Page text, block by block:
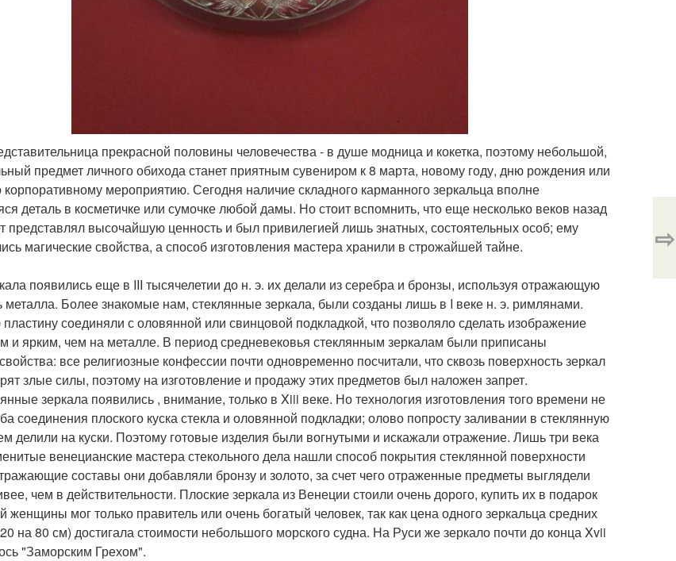
прекрасной половины человечества - в душе модница и кокетка, поэтому небольшой,
предмет личного обихода станет приятным сувениром к 8 марта, новому году, дню рождения или
корпоративному мероприятию. Сегодня наличие складного карманного зеркальца вполне
деталь в косметичке или сумочке любой дамы. Но стоит вспомнить, что еще несколько веков назад
представлял высочайшую ценность и был привилегией лишь знатных, состоятельных особ; ему
магические свойства, а способ изготовления мастера хранили в строжайшей тайне.
появились еще в III тысячелетии до н. э. их делали из серебра и бронзы, используя отражающую
металла. Более знакомые нам, стеклянные зеркала, были созданы лишь в I веке н. э. римлянами.
соединяли с оловянной или свинцовой подкладкой, что позволяло сделать изображение
и ярким, чем на металле. В период средневековья стеклянным зеркалам были приписаны
все религиозные конфессии почти одновременно посчитали, что сквозь поверхность зеркал
злые силы, поэтому на изготовление и продажу этих предметов был наложен запрет.
зеркала появились , внимание, только в Xiii веке. Но технология изготовления того времени не
соединения плоского куска стекла и оловянной подкладки; олово попросту заливании в стеклянную
делили на куски. Поэтому готовые изделия были вогнутыми и искажали отражение. Лишь три века
венецианские мастера стекольного дела нашли способ покрытия стеклянной поверхности
составы они добавляли бронзу и золото, за счет чего отраженные предметы выглядели
чем в действительности. Плоские зеркала из Венеции стоили очень дорого, купить их в подарок
мог только правитель или очень богатый человек, так как цена одного зеркальца средних
на 80 см) достигала стоимости небольшого морского судна. На Руси же зеркало почти до конца Xvii
"Заморским Грехом".
⇨